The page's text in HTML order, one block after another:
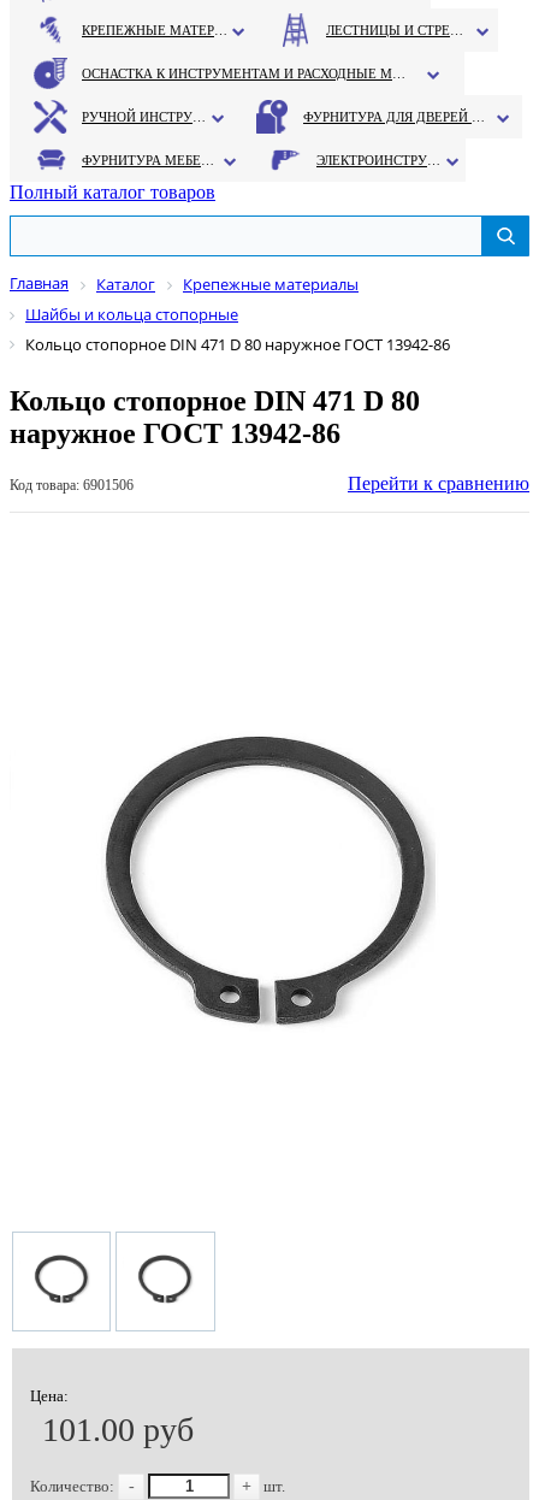
Полный каталог товаров
Главная Каталог
Крепежные материалы
Шайбы и кольца стопорные
Кольцо стопорное DIN 471 D 80 наружное ГОСТ 13942-86
Кольцо стопорное DIN 471 D 80
наружное ГОСТ 13942-86
Код товара: 6901506 Перейти к сравнению
Цена:
101.00 руб
Количество: - + шт.